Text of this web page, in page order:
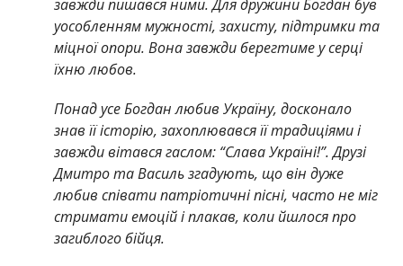
завжди пишався ними. Для дружини Богдан був
уособленням мужності, захисту, підтримки та
міцної опори. Вона завжди берегтиме у серці
їхню любов.
Понад усе Богдан любив Україну, досконало
знав її історію, захоплювався її традиціями і
завжди вітався гаслом: “Слава Україні!”. Друзі
Дмитро та Василь згадують, що він дуже
любив співати патріотичні пісні, часто не міг
стримати емоцій і плакав, коли йшлося про
загиблого бійця.